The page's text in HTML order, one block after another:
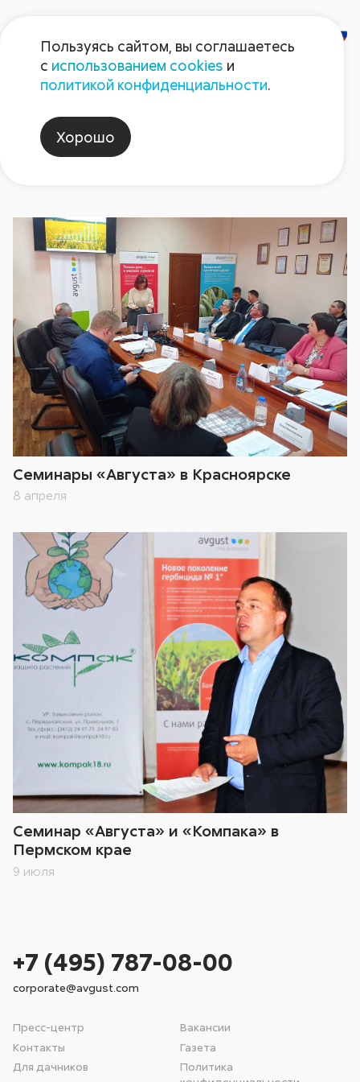
Новости
защитарапса
Семинары «Августа» в Красноярске
8 апреля
Семинар «Августа» и «Компака» в
Пермском крае
9 июля
Пресс-центр
Вакансии
Контакты
Газета
Для дачников
Политика
+7 (495) 787-08-00
corporate@avgust.com
Пользуясь сайтом, вы соглашаетесь
с использованием cookies и
политикой конфиденциальности.
Хорошо